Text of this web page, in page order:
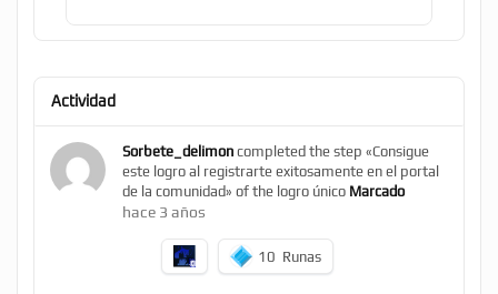
Actividad
Sorbete_delimon completed the step «Consigue
este logro al registrarte exitosamente en el portal
de la comunidad» of the logro único Marcado
hace 3 años
10 Runas